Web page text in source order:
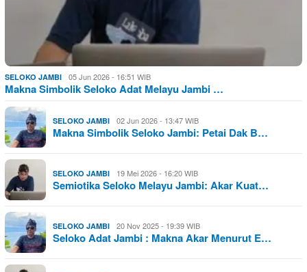
SELOKO JAMBI 05 Jun 2026 - 16:51 WIB
Makna Simbolik Seloko Adat Melayu Jambi …
SELOKO JAMBI 02 Jun 2026 - 13:47 WIB
Makna Simbolik Seloko Jambi: Petai Dak B…
SELOKO JAMBI 19 Mei 2026 - 16:20 WIB
Semiotika Seloko Melayu Jambi: Akar Kuat…
SELOKO JAMBI 20 Nov 2025 - 19:39 WIB
Seloko Adat Jambi : Makna Akar Menurut E…